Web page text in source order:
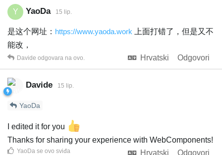
Y YaoDa 15 lip.
是这个网址： https://www.yaoda.work 上面打错了，但是又不
能改，
Hrvatski
Odgovori
Davide odgovara na ovo.
Davide 15 lip.
YaoDa
I edited it for you
Thanks for sharing your experience with WebComponents!
Hrvatski
Odgovori
YaoDa se ovo sviđa